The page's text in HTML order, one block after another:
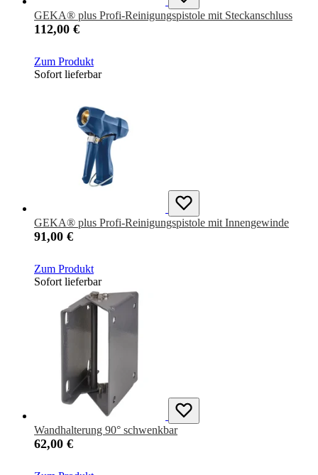
GEKA® plus Profi-Reinigungspistole mit Steckanschluss
112,00 €
Zum Produkt
Sofort lieferbar
GEKA® plus Profi-Reinigungspistole mit Innengewinde
91,00 €
Zum Produkt
Sofort lieferbar
Wandhalterung 90° schwenkbar
62,00 €